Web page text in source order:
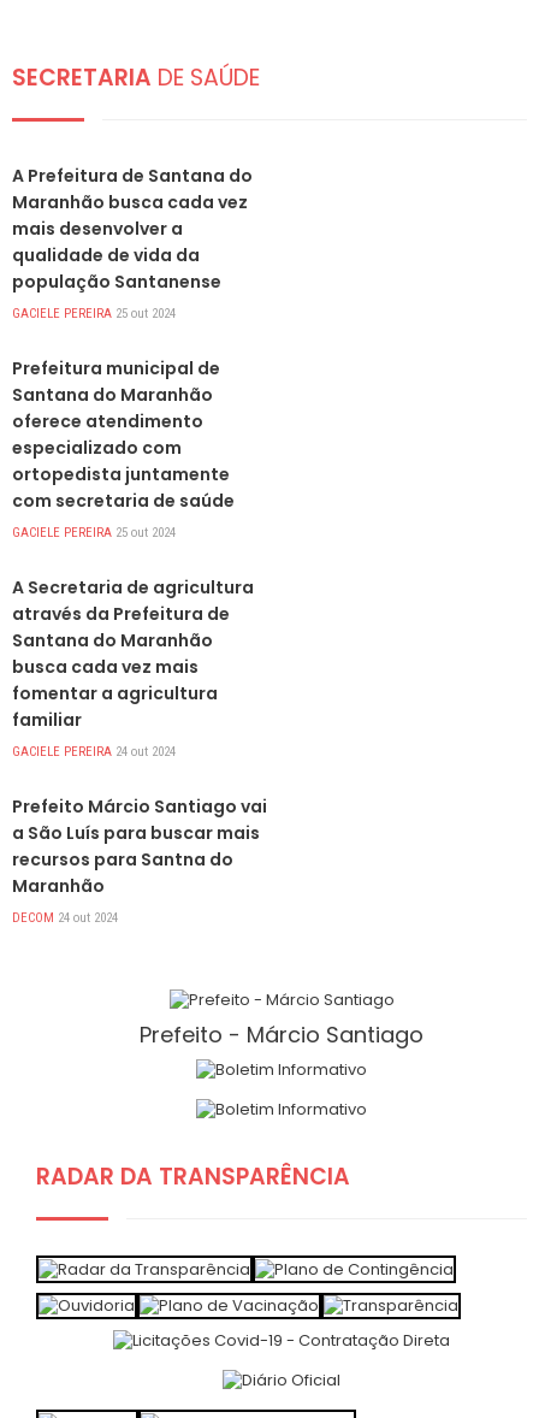
SECRETARIA DE SAÚDE
A Prefeitura de Santana do
Maranhão busca cada vez
mais desenvolver a
qualidade de vida da
população Santanense
GACIELE PEREIRA 25 out 2024
Prefeitura municipal de
Santana do Maranhão
oferece atendimento
especializado com
ortopedista juntamente
com secretaria de saúde
GACIELE PEREIRA 25 out 2024
A Secretaria de agricultura
através da Prefeitura de
Santana do Maranhão
busca cada vez mais
fomentar a agricultura
familiar
GACIELE PEREIRA 24 out 2024
Prefeito Márcio Santiago vai
a São Luís para buscar mais
recursos para Santna do
Maranhão
DECOM 24 out 2024
Prefeito - Márcio Santiago
RADAR DA TRANSPARÊNCIA